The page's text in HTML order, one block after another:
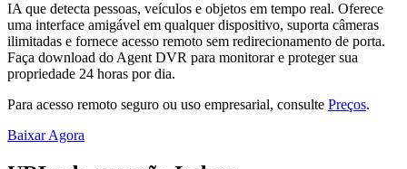
IA que detecta pessoas, veículos e objetos em tempo real. Oferece
uma interface amigável em qualquer dispositivo, suporta câmeras
ilimitadas e fornece acesso remoto sem redirecionamento de porta.
Faça download do Agent DVR para monitorar e proteger sua
propriedade 24 horas por dia.
Para acesso remoto seguro ou uso empresarial, consulte Preços.
Baixar Agora